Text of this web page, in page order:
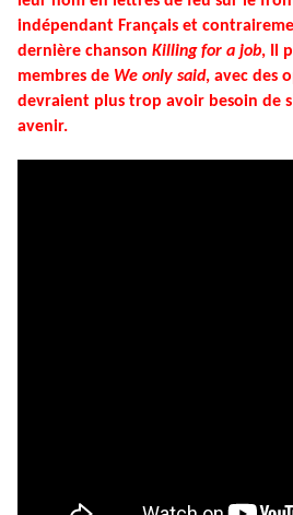
indépendant Français et
dernière chanson Killing for a job, Il
membres de We only said, avec des
devraient plus trop avoir besoin de
avenir.